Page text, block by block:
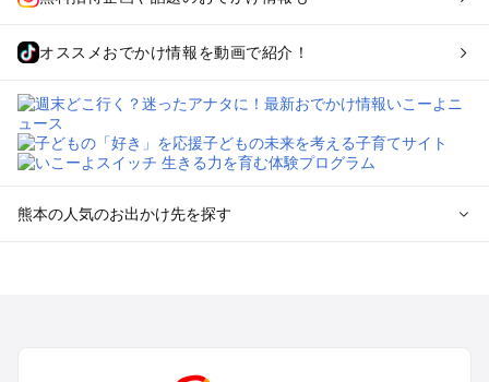
オススメおでかけ情報を動画で紹介！
熊本の人気のお出かけ先を探す